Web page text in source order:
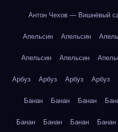
Антон Чехов — Вишнёвый
Апельсин Апельсин
Апельсин Апельсин
Арбуз Арбуз Арбуз Арбуз
Банан Банан Банан
Банан Банан Банан Банан